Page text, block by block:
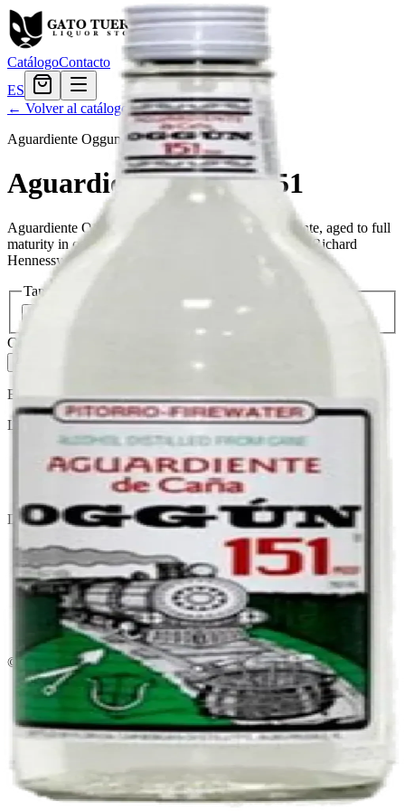
CatálogoContacto
ES
← Volver al catálogo
Aguardiente Oggun ·venezuelan
Aguardiente Oggun 151
Aguardiente Oggun is a blend of the finest aguardiente, aged to full
maturity in oak barrels in the town of Cognac, where Richard
Hennessy established his company in 1765.
Tamaño
Cantidad
El Gato Tuerto
Licorera · envíos locales
Política de privacidad
Términos y condiciones
Política de devoluciones
Delivery · Miami
Delivery de licores en Miami
Alcohol a domicilio Miami
Delivery a Brickell
Licorera en Brickell
Delivery Coral Gables
Cervezas a domicilio Miami
© 2026 El Gato Tuerto · Licorera·Bebé responsablemente.